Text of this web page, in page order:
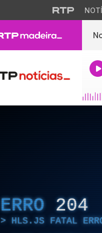
ERRO 204
HLS.JS FATAL